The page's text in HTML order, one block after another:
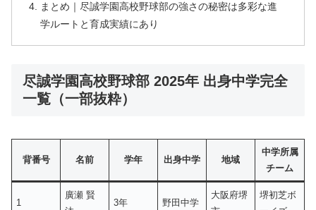
まとめ｜尽誠学園高校野球部の強さの秘密は多彩な進
学ルートと育成実績にあり
尽誠学園高校野球部 2025年 出身中学完全
一覧（一部抜粋）
背番号 名前 学年 出身中学 地域
中学所属
チーム
1
廣瀬 賢
3年 野田中学
大阪府堺
堺初芝ボ